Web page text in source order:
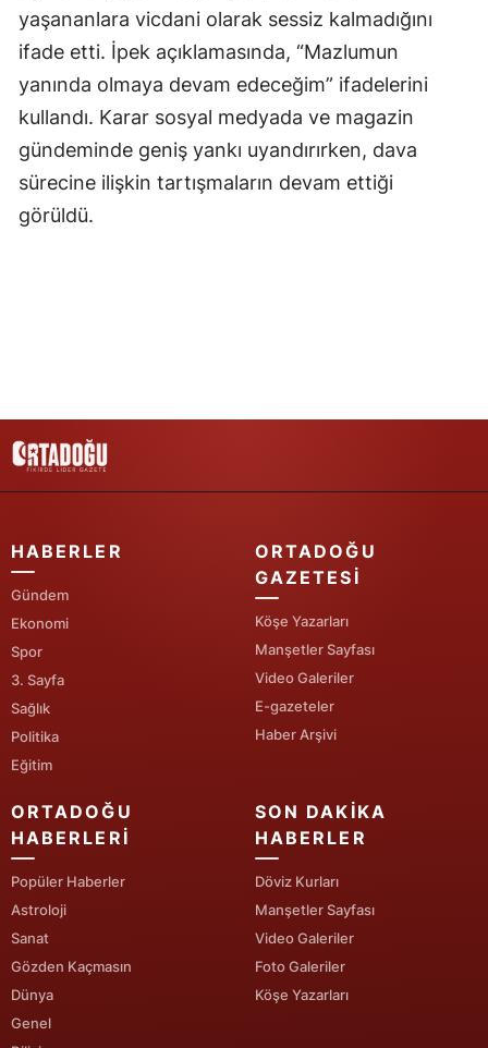
Rize
Sakarya
Samsun
Siirt
Sinop
Tunceli
Yozgat
Zonguldak
Aksaray
Bayburt
Kırıkkale
Şırnak
Bartın
Ardahan
yaşananlara vicdani olarak sessiz kalmadığını
ifade etti. İpek açıklamasında, “Mazlumun
yanında olmaya devam edeceğim” ifadelerini
kullandı. Karar sosyal medyada ve magazin
gündeminde geniş yankı uyandırırken, dava
sürecine ilişkin tartışmaların devam ettiği
görüldü.
HABERLER
Gündem
Ekonomi
Spor
3. Sayfa
Sağlık
Politika
Eğitim
ORTADOĞU
GAZETESI
Köşe Yazarları
Manşetler Sayfası
Video Galeriler
E-gazeteler
Haber Arşivi
ORTADOĞU
HABERLERI
Popüler Haberler
Astroloji
Sanat
Gözden Kaçmasın
Dünya
Genel
SON DAKIKA
HABERLER
Döviz Kurları
Manşetler Sayfası
Video Galeriler
Foto Galeriler
Köşe Yazarları